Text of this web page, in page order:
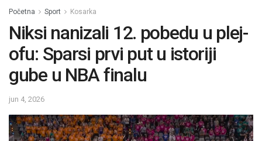
Početna Sport Kosarka
Niksi nanizali 12. pobedu u plej-
ofu: Sparsi prvi put u istoriji
gube u NBA finalu
jun 4, 2026